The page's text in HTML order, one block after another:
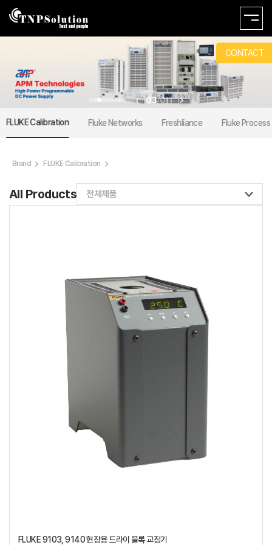
03/011
FLUKE Calibration Fluke Networks Freshliance Fluke Process
Brand FLUKE Calibration
All Products 전체제품
FLUKE 9103, 9140 현장용 드라이 블록 교정기
CONTACT